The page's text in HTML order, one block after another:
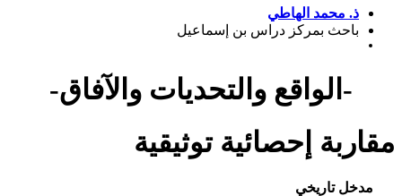
ذ. محمد الهاطي
باحث بمركز دراس بن إسماعيل
-الواقع والتحديات والآفاق-
إحصائية توثيقية
تاريخي